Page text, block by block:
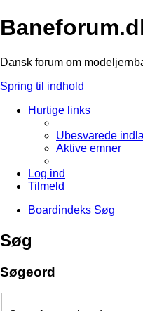
Dansk forum om
Spring til indhold
Hurtige links
Ubesvarede
Aktive emner
Log ind
Tilmeld
Boardindeks Søg
Søg
Søgeord